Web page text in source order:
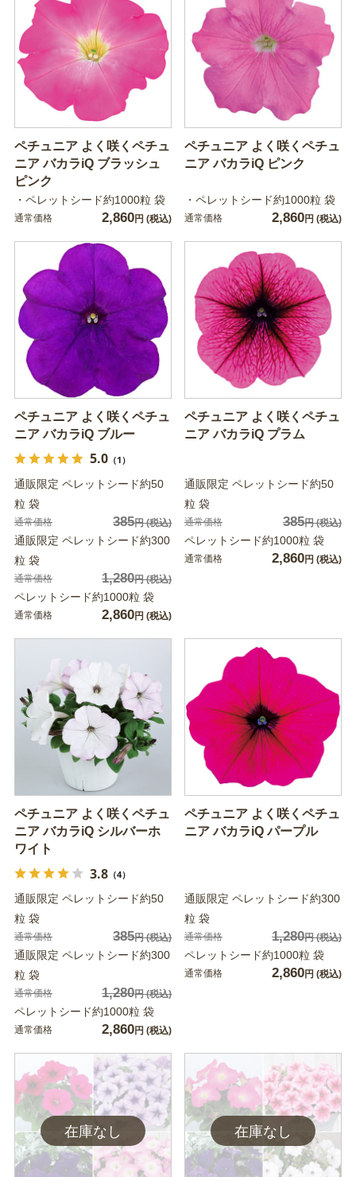
ペチュニア よく咲くペチュ
ニア バカラiQ ブラッシュ
ピンク
・ペレットシード約1000粒 袋
通常価格 2,860円 (税込)
ペチュニア よく咲くペチュ
ニア バカラiQ ピンク
・ペレットシード約1000粒 袋
通常価格 2,860円 (税込)
ペチュニア よく咲くペチュ
ニア バカラiQ ブルー
5.0（1）
通販限定 ペレットシード約50
粒 袋
通常価格 385円(税込)
通販限定 ペレットシード約300
粒 袋
通常価格 1,280円(税込)
ペレットシード約1000粒 袋
通常価格 2,860円 (税込)
ペチュニア よく咲くペチュ
ニア バカラiQ プラム
通販限定 ペレットシード約50
粒 袋
通常価格 385円(税込)
ペレットシード約1000粒 袋
通常価格 2,860円 (税込)
ペチュニア よく咲くペチュ
ニア バカラiQ シルバーホ
ワイト
3.8（4）
通販限定 ペレットシード約50
粒 袋
通常価格 385円(税込)
通販限定 ペレットシード約300
粒 袋
通常価格 1,280円(税込)
ペレットシード約1000粒 袋
通常価格 2,860円 (税込)
ペチュニア よく咲くペチュ
ニア バカラiQ パープル
通販限定 ペレットシード約300
粒 袋
通常価格 1,280円(税込)
ペレットシード約1000粒 袋
通常価格 2,860円 (税込)